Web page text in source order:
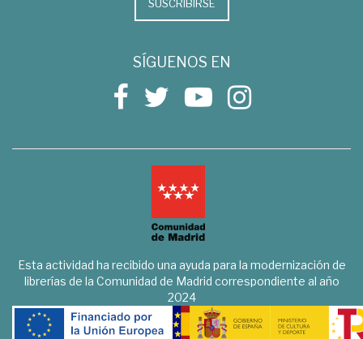
SUSCRIBIRSE
SÍGUENOS EN
Esta actividad ha recibido una ayuda para la modernización de
librerías de la Comunidad de Madrid correspondiente al año
2024